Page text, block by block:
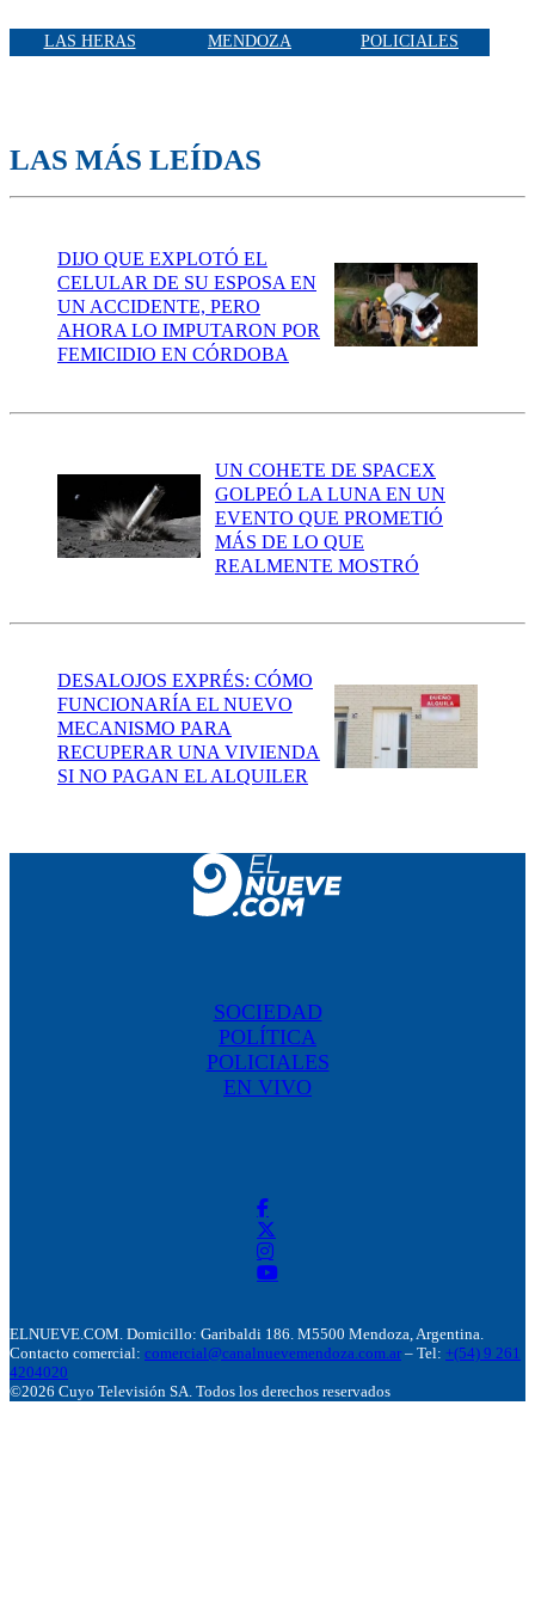
LAS HERAS MENDOZA POLICIALES
LAS MÁS LEÍDAS
DIJO QUE EXPLOTÓ EL
CELULAR DE SU ESPOSA EN
UN ACCIDENTE, PERO
AHORA LO IMPUTARON POR
FEMICIDIO EN CÓRDOBA
UN COHETE DE SPACEX
GOLPEÓ LA LUNA EN UN
EVENTO QUE PROMETIÓ
MÁS DE LO QUE
REALMENTE MOSTRÓ
DESALOJOS EXPRÉS: CÓMO
FUNCIONARÍA EL NUEVO
MECANISMO PARA
RECUPERAR UNA VIVIENDA
SI NO PAGAN EL ALQUILER
SOCIEDAD
POLÍTICA
POLICIALES
EN VIVO
ELNUEVE.COM. Domicillo: Garibaldi 186. M5500 Mendoza, Argentina.
Contacto comercial: comercial@canalnuevemendoza.com.ar – Tel: +(54) 9 261
4204020
©2026 Cuyo Televisión SA. Todos los derechos reservados